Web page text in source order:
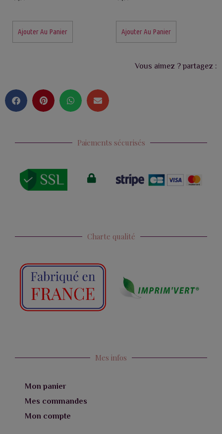
Ajouter Au Panier Ajouter Au Panier
Vous aimez ? partagez :
Paiements sécurisés
Charte qualité
Mes infos
Mon panier
Mes commandes
Mon compte